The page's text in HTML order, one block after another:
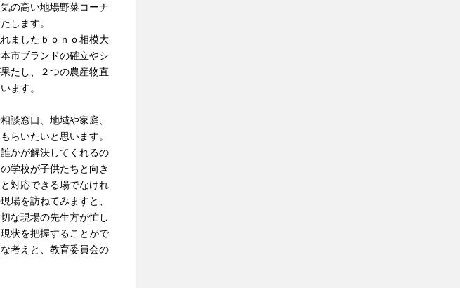
の高い地場野菜コーナ
します。
ましたｂｏｎｏ相模大
市ブランドの確立やシ
たし、２つの農産物直
ます。
談窓口、地域や家庭、
らいたいと思います。
かが解決してくれるの
学校が子供たちと向き
対応できる場でなけれ
場を訪ねてみますと、
な現場の先生方が忙し
状を把握することがで
考えと、教育委員会の